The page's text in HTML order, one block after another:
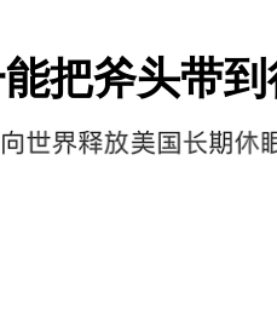
把斧头带